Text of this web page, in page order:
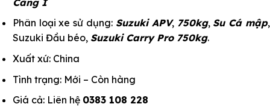
Phân loại xe sử dụng: Suzuki APV, 750kg, Su Cá mập,
Suzuki Đầu béo, Suzuki Carry Pro 750kg.
Xuất xứ: China
Tình trạng: Mới – Còn hàng
Giá cả: Liên hệ 0383 108 228